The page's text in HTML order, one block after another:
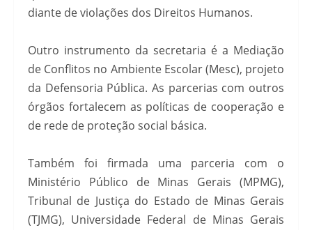
diante de violações dos Direitos Humanos.
Outro instrumento da secretaria é a Mediação
de Conflitos no Ambiente Escolar (Mesc), projeto
da Defensoria Pública. As parcerias com outros
órgãos fortalecem as políticas de cooperação e
de rede de proteção social básica.
Também foi firmada uma parceria com o
Ministério Público de Minas Gerais (MPMG),
Tribunal de Justiça do Estado de Minas Gerais
(TJMG), Universidade Federal de Minas Gerais